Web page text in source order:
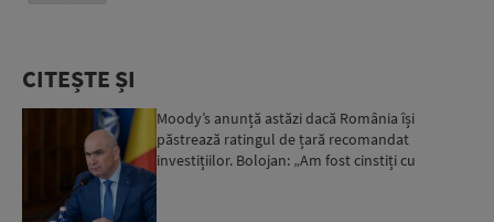
CITEȘTE ȘI
Moody’s anunță astăzi dacă România își
păstrează ratingul de țară recomandat
investițiilor. Bolojan: „Am fost cinstiți cu